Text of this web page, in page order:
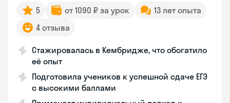
5 от 1090 ₽ за урок
13 лет опыта
4 отзыва
Стажировалась в Кембридже, что обогатило
её опыт
Подготовила учеников к успешной сдаче ЕГЭ
с высокими баллами